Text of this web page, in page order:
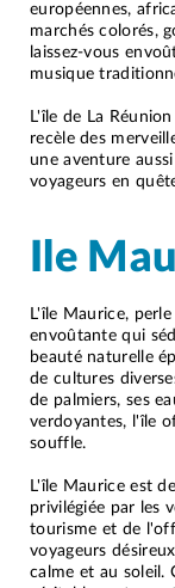
européennes,
marchés colorés,
laissez-vous
musique
L'île de La
recèle des
une aventure
voyageurs en
Ile
L'île Maurice,
envoûtante qui
beauté naturelle
de cultures
de palmiers, ses
verdoyantes, l'île
souffle.
L'île Maurice est
privilégiée par les
tourisme et de
voyageurs
calme et au soleil.